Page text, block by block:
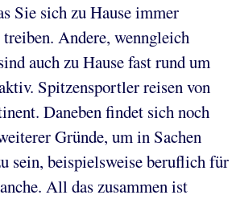
Sie sich zu Hause immer
Andere, wenngleich
auch zu Hause fast rund um
Spitzensportler reisen von
Daneben findet sich noch
Gründe, um in Sachen
sein, beispielsweise beruflich für
All das zusammen ist